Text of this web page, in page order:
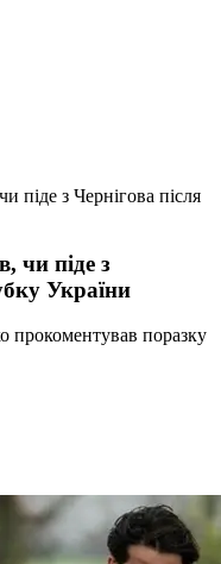
піде з Чернігова після
чи піде з
України
прокоментував поразку